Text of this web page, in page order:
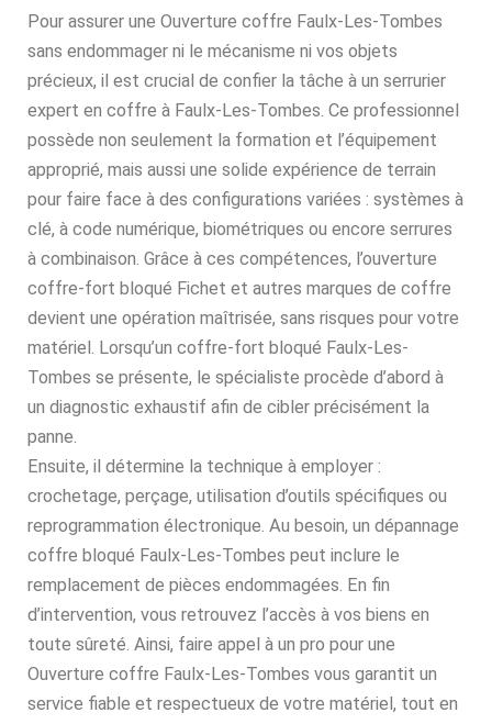
Pour assurer une Ouverture coffre Faulx-Les-Tombes
sans endommager ni le mécanisme ni vos objets
précieux, il est crucial de confier la tâche à un serrurier
expert en coffre à Faulx-Les-Tombes. Ce professionnel
possède non seulement la formation et l’équipement
approprié, mais aussi une solide expérience de terrain
pour faire face à des configurations variées : systèmes à
clé, à code numérique, biométriques ou encore serrures
à combinaison. Grâce à ces compétences, l’ouverture
coffre-fort bloqué Fichet et autres marques de coffre
devient une opération maîtrisée, sans risques pour votre
matériel. Lorsqu’un coffre-fort bloqué Faulx-Les-
Tombes se présente, le spécialiste procède d’abord à
un diagnostic exhaustif afin de cibler précisément la
panne.
Ensuite, il détermine la technique à employer :
crochetage, perçage, utilisation d’outils spécifiques ou
reprogrammation électronique. Au besoin, un dépannage
coffre bloqué Faulx-Les-Tombes peut inclure le
remplacement de pièces endommagées. En fin
d’intervention, vous retrouvez l’accès à vos biens en
toute sûreté. Ainsi, faire appel à un pro pour une
Ouverture coffre Faulx-Les-Tombes vous garantit un
service fiable et respectueux de votre matériel, tout en